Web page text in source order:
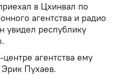
в Цхинвал по
агентства и радио
республику
агентства ему
Пухаев.